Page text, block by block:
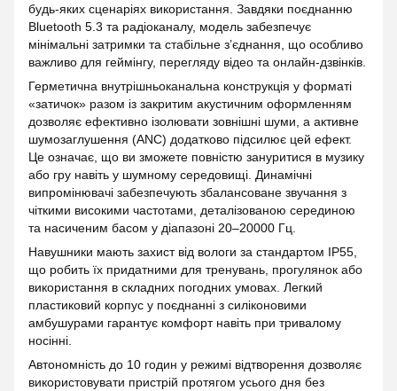
будь-яких сценаріях використання. Завдяки поєднанню
Bluetooth 5.3 та радіоканалу, модель забезпечує
мінімальні затримки та стабільне з’єднання, що особливо
важливо для геймінгу, перегляду відео та онлайн-дзвінків.
Герметична внутрішньоканальна конструкція у форматі
«затичок» разом із закритим акустичним оформленням
дозволяє ефективно ізолювати зовнішні шуми, а активне
шумозаглушення (ANC) додатково підсилює цей ефект.
Це означає, що ви зможете повністю зануритися в музику
або гру навіть у шумному середовищі. Динамічні
випромінювачі забезпечують збалансоване звучання з
чіткими високими частотами, деталізованою серединою
та насиченим басом у діапазоні 20–20000 Гц.
Навушники мають захист від вологи за стандартом IP55,
що робить їх придатними для тренувань, прогулянок або
використання в складних погодних умовах. Легкий
пластиковий корпус у поєднанні з силіконовими
амбушурами гарантує комфорт навіть при тривалому
носінні.
Автономність до 10 годин у режимі відтворення дозволяє
використовувати пристрій протягом усього дня без